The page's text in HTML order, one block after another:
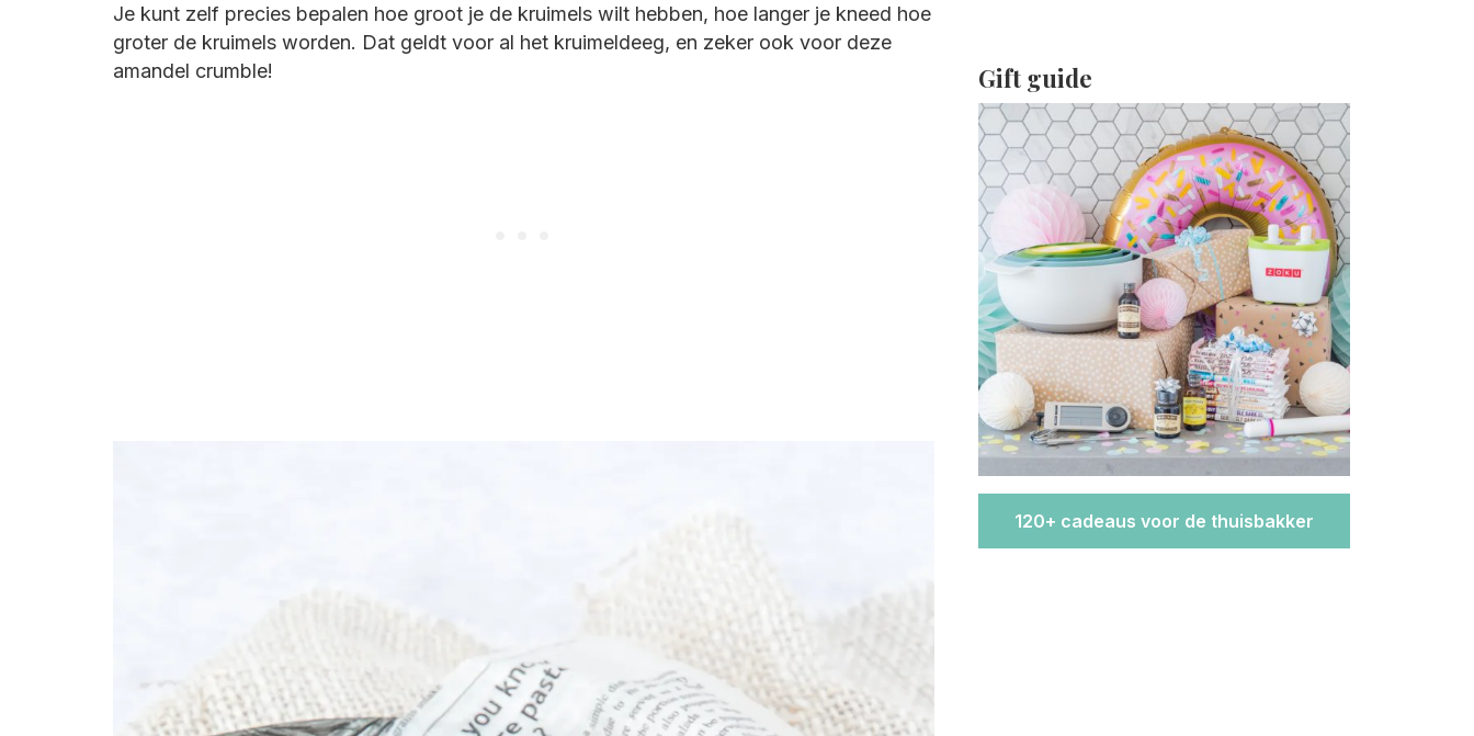
Je kunt zelf precies bepalen hoe groot je de kruimels wilt hebben, hoe langer je kneed hoe
groter de kruimels worden. Dat geldt voor al het kruimeldeeg, en zeker ook voor deze
amandel crumble!
Gift guide
120+ cadeaus voor de thuisbakker